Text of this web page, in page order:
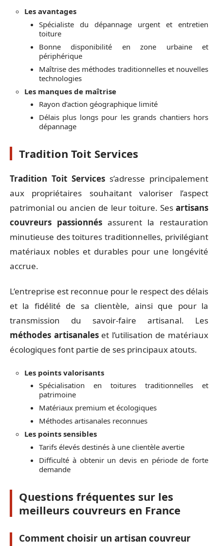
Les avantages
Spécialiste du dépannage urgent et entretien
toiture
Bonne disponibilité en zone urbaine et
périphérique
Maîtrise des méthodes traditionnelles et nouvelles
technologies
Les manques de maîtrise
Rayon d’action géographique limité
Délais plus longs pour les grands chantiers hors
dépannage
Tradition Toit Services
Tradition Toit Services s’adresse principalement
aux propriétaires souhaitant valoriser l’aspect
patrimonial ou ancien de leur toiture. Ses artisans
couvreurs passionnés assurent la restauration
minutieuse des toitures traditionnelles, privilégiant
matériaux nobles et durables pour une longévité
accrue.
L’entreprise est reconnue pour le respect des délais
et la fidélité de sa clientèle, ainsi que pour la
transmission du savoir-faire artisanal. Les
méthodes artisanaleset l’utilisation de matériaux
écologiques font partie de ses principaux atouts.
Les points valorisants
Spécialisation en toitures traditionnelles et
patrimoine
Matériaux premium et écologiques
Méthodes artisanales reconnues
Les points sensibles
Tarifs élevés destinés à une clientèle avertie
Difficulté à obtenir un devis en période de forte
demande
Questions fréquentes sur les
meilleurs couvreurs en France
Comment choisir un artisan couvreur